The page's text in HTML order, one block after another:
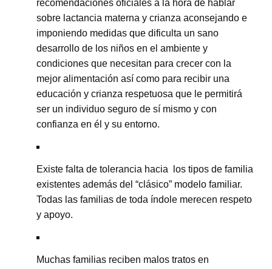
recomendaciones oficiales a la hora de hablar
sobre lactancia materna y crianza aconsejando e
imponiendo medidas que dificulta un sano
desarrollo de los niños en el ambiente y
condiciones que necesitan para crecer con la
mejor alimentación así como para recibir una
educación y crianza respetuosa que le permitirá
ser un individuo seguro de sí mismo y con
confianza en él y su entorno.
Existe falta de tolerancia hacia los tipos de familia
existentes además del “clásico” modelo familiar.
Todas las familias de toda índole merecen respeto
y apoyo.
Muchas familias reciben malos tratos en